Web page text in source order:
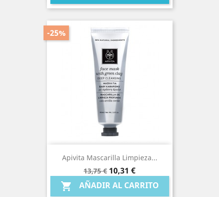
Apivita Mascarilla Limpieza...
Precio
base
13,75 €
-25%
Precio
10,31 €
 AÑADIR AL CARRITO